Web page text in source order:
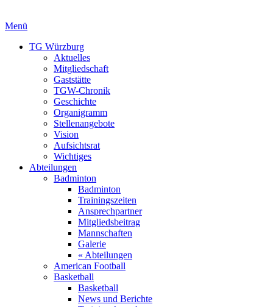
Menü
TG Würzburg
Aktuelles
Mitgliedschaft
Gaststätte
TGW-Chronik
Geschichte
Organigramm
Stellenangebote
Vision
Aufsichtsrat
Wichtiges
Abteilungen
Badminton
Badminton
Trainingszeiten
Ansprechpartner
Mitgliedsbeitrag
Mannschaften
Galerie
« Abteilungen
American Football
Basketball
Basketball
News und Berichte